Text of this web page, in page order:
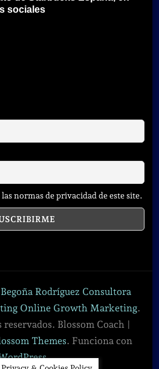
sociales
normas de privacidad de este site.
Begoña Rodríguez Consultora
Online Growth Marketing.
reservados. Blossom Coach |
Themes. Funciona con
.